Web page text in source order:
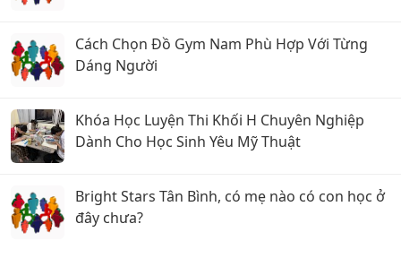
Cách Chọn Đồ Gym Nam Phù Hợp Với Từng
Dáng Người
Khóa Học Luyện Thi Khối H Chuyên Nghiệp
Dành Cho Học Sinh Yêu Mỹ Thuật
Bright Stars Tân Bình, có mẹ nào có con học ở
đây chưa?